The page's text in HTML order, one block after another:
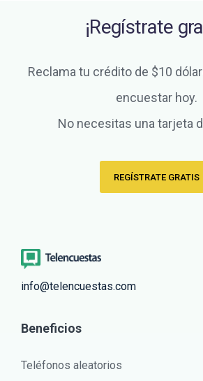
¡Regístrate
Reclama tu crédito de $10
encuestar hoy.
No necesitas una tarjeta
REGÍSTRATE GRATIS
info@telencuestas.com
Beneficios
Teléfonos aleatorios